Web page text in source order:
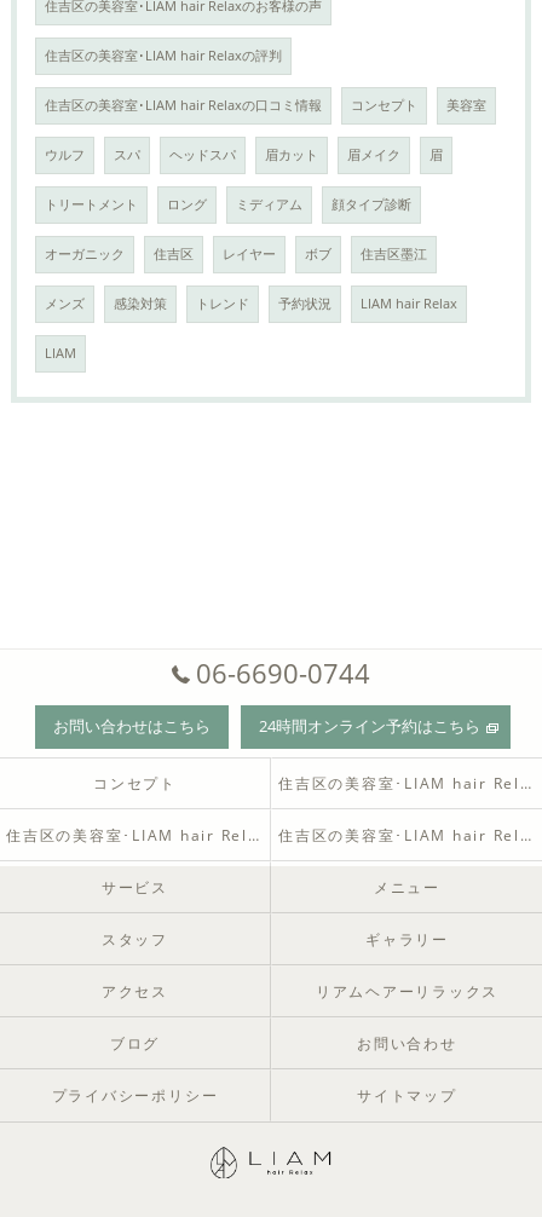
住吉区の美容室･LIAM hair Relaxのお客様の声
住吉区の美容室･LIAM hair Relaxの評判
住吉区の美容室･LIAM hair Relaxの口コミ情報 コンセプト 美容室
ウルフ スパ ヘッドスパ 眉カット 眉メイク 眉
トリートメント ロング ミディアム 顔タイプ診断
オーガニック 住吉区 レイヤー ボブ 住吉区墨江
メンズ 感染対策 トレンド 予約状況 LIAM hair Relax
LIAM
06-6690-0744
お問い合わせはこちら 24時間オンライン予約はこちら
コンセプト 住吉区の美容室･LIAM hair Relaxの口コミ情報
住吉区の美容室･LIAM hair Relaxの評判 住吉区の美容室･LIAM hair Relaxのお客様の声
サービス メニュー
スタッフ ギャラリー
アクセス リアムヘアーリラックス
ブログ お問い合わせ
プライバシーポリシー サイトマップ